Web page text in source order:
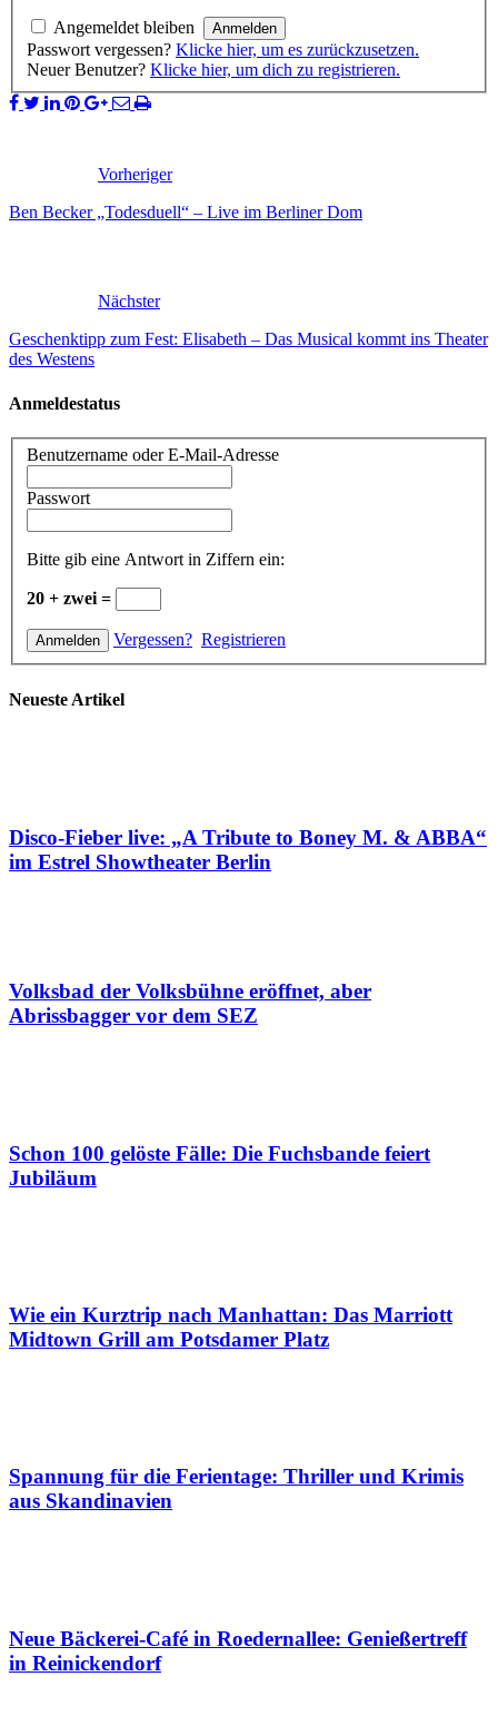
Angemeldet bleiben
Passwort vergessen? Klicke hier, um es zurückzusetzen.
Neuer Benutzer? Klicke hier, um dich zu registrieren.
Vorheriger
Ben Becker „Todesduell“ – Live im Berliner Dom
Nächster
Geschenktipp zum Fest: Elisabeth – Das Musical kommt ins Theater
des Westens
Anmeldestatus
Benutzername oder E-Mail-Adresse
Passwort
Bitte gib eine Antwort in Ziffern ein:
20 + zwei =
Vergessen? Registrieren
Neueste Artikel
Disco-Fieber live: „A Tribute to Boney M. & ABBA“
im Estrel Showtheater Berlin
Volksbad der Volksbühne eröffnet, aber
Abrissbagger vor dem SEZ
Schon 100 gelöste Fälle: Die Fuchsbande feiert
Jubiläum
Wie ein Kurztrip nach Manhattan: Das Marriott
Midtown Grill am Potsdamer Platz
Spannung für die Ferientage: Thriller und Krimis
aus Skandinavien
Neue Bäckerei-Café in Roedernallee: Genießertreff
in Reinickendorf